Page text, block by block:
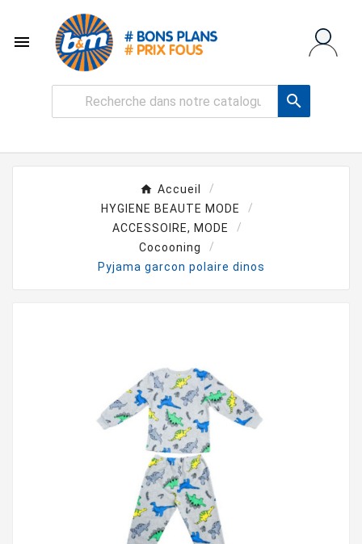


Accueil
HYGIENE BEAUTE MODE
ACCESSOIRE, MODE
Cocooning
Pyjama garcon polaire dinos